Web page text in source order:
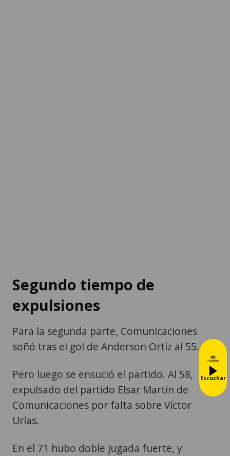
Segundo tiempo de
expulsiones
Para la segunda parte, Comunicaciones
soñó tras el gol de Anderson Ortíz al 55.
Pero luego se ensució el partido. Al 58,
expulsado del partido Elsar Martín de
Comunicaciones por falta sobre Víctor
Urías.
En el 71 hubo doble jugada fuerte, y
Escuchar